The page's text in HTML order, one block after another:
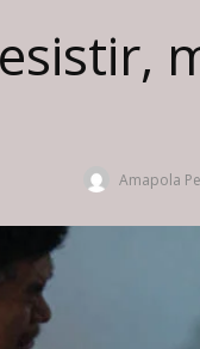
Amapola